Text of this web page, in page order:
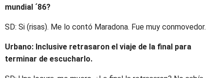
mundial ´86?
SD: Si (risas). Me lo contó Maradona. Fue muy conmovedor.
Urbano: Inclusive retrasaron el viaje de la final para
terminar de escucharlo.